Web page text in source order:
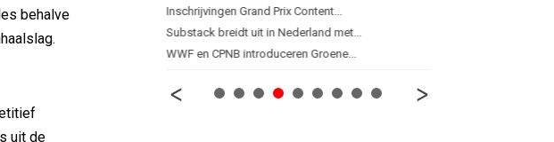
behalve
uit de
eigen...
leidend
over
Inschrijvingen Grand Prix Content...
Substack breidt uit in Nederland met...
WWF en CPNB introduceren Groene...